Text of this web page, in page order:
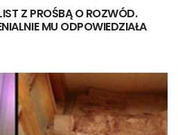
Z PROŚBĄ O ROZWÓD.
MU ODPOWIEDZIAŁA